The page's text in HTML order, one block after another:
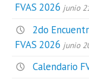
FVAS 2026 junio
2do
FVAS 2026 junio
Calendario